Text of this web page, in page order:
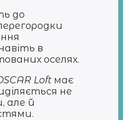
до
в
оселях.
Loft має
не
але й